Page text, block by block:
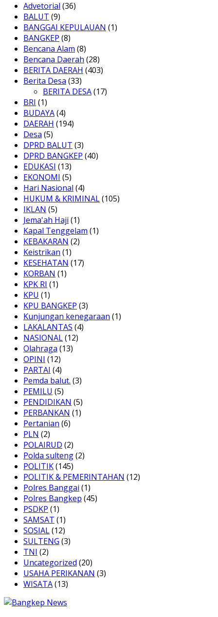
Advetorial (36)
BALUT (9)
BANGGAI KEPULAUAN (1)
BANGKEP (8)
Bencana Alam (8)
Bencana Daerah (28)
BERITA DAERAH (403)
Berita Desa (33)
BERITA DESA(17)
BRI (1)
BUDAYA(4)
DAERAH (194)
Desa (5)
DPRD BALUT (3)
DPRD BANGKEP (40)
EDUKASI (13)
EKONOMI (5)
Hari Nasional (4)
HUKUM & KRIMINAL(105)
IKLAN (5)
Jema'ah Haji (1)
Kapal Tenggelam (1)
KEBAKARAN (2)
Keistrikan (1)
KESEHATAN (17)
KORBAN (1)
KPK RI (1)
KPU (1)
KPU BANGKEP (3)
Kunjungan kenegaraan (1)
LAKALANTAS (4)
NASIONAL(12)
Olahraga (13)
OPINI (12)
PARTAI (4)
Pemda balut. (3)
PEMILU (5)
PENDIDIKAN (5)
PERBANKAN (1)
Pertanian (6)
PLN (2)
POLAIRUD (2)
Polda sulteng(2)
POLITIK(145)
POLITIK & PEMERINTAHAN (12)
Polres Banggai (1)
Polres Bangkep (45)
PSDKP (1)
SAMSAT (1)
SOSIAL(12)
SULTENG (3)
TNI (2)
Uncategorized (20)
USAHA PERIKANAN (3)
WISATA(13)